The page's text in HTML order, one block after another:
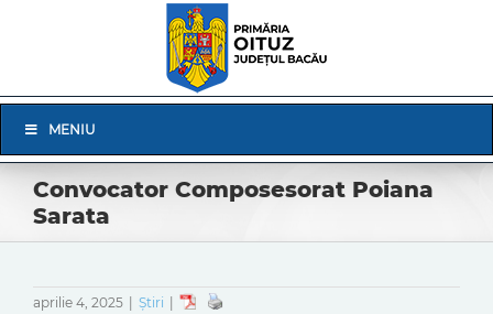
Navigation
MENIU
Convocator Composesorat Poiana
Sarata
aprilie 4, 2025 Știri